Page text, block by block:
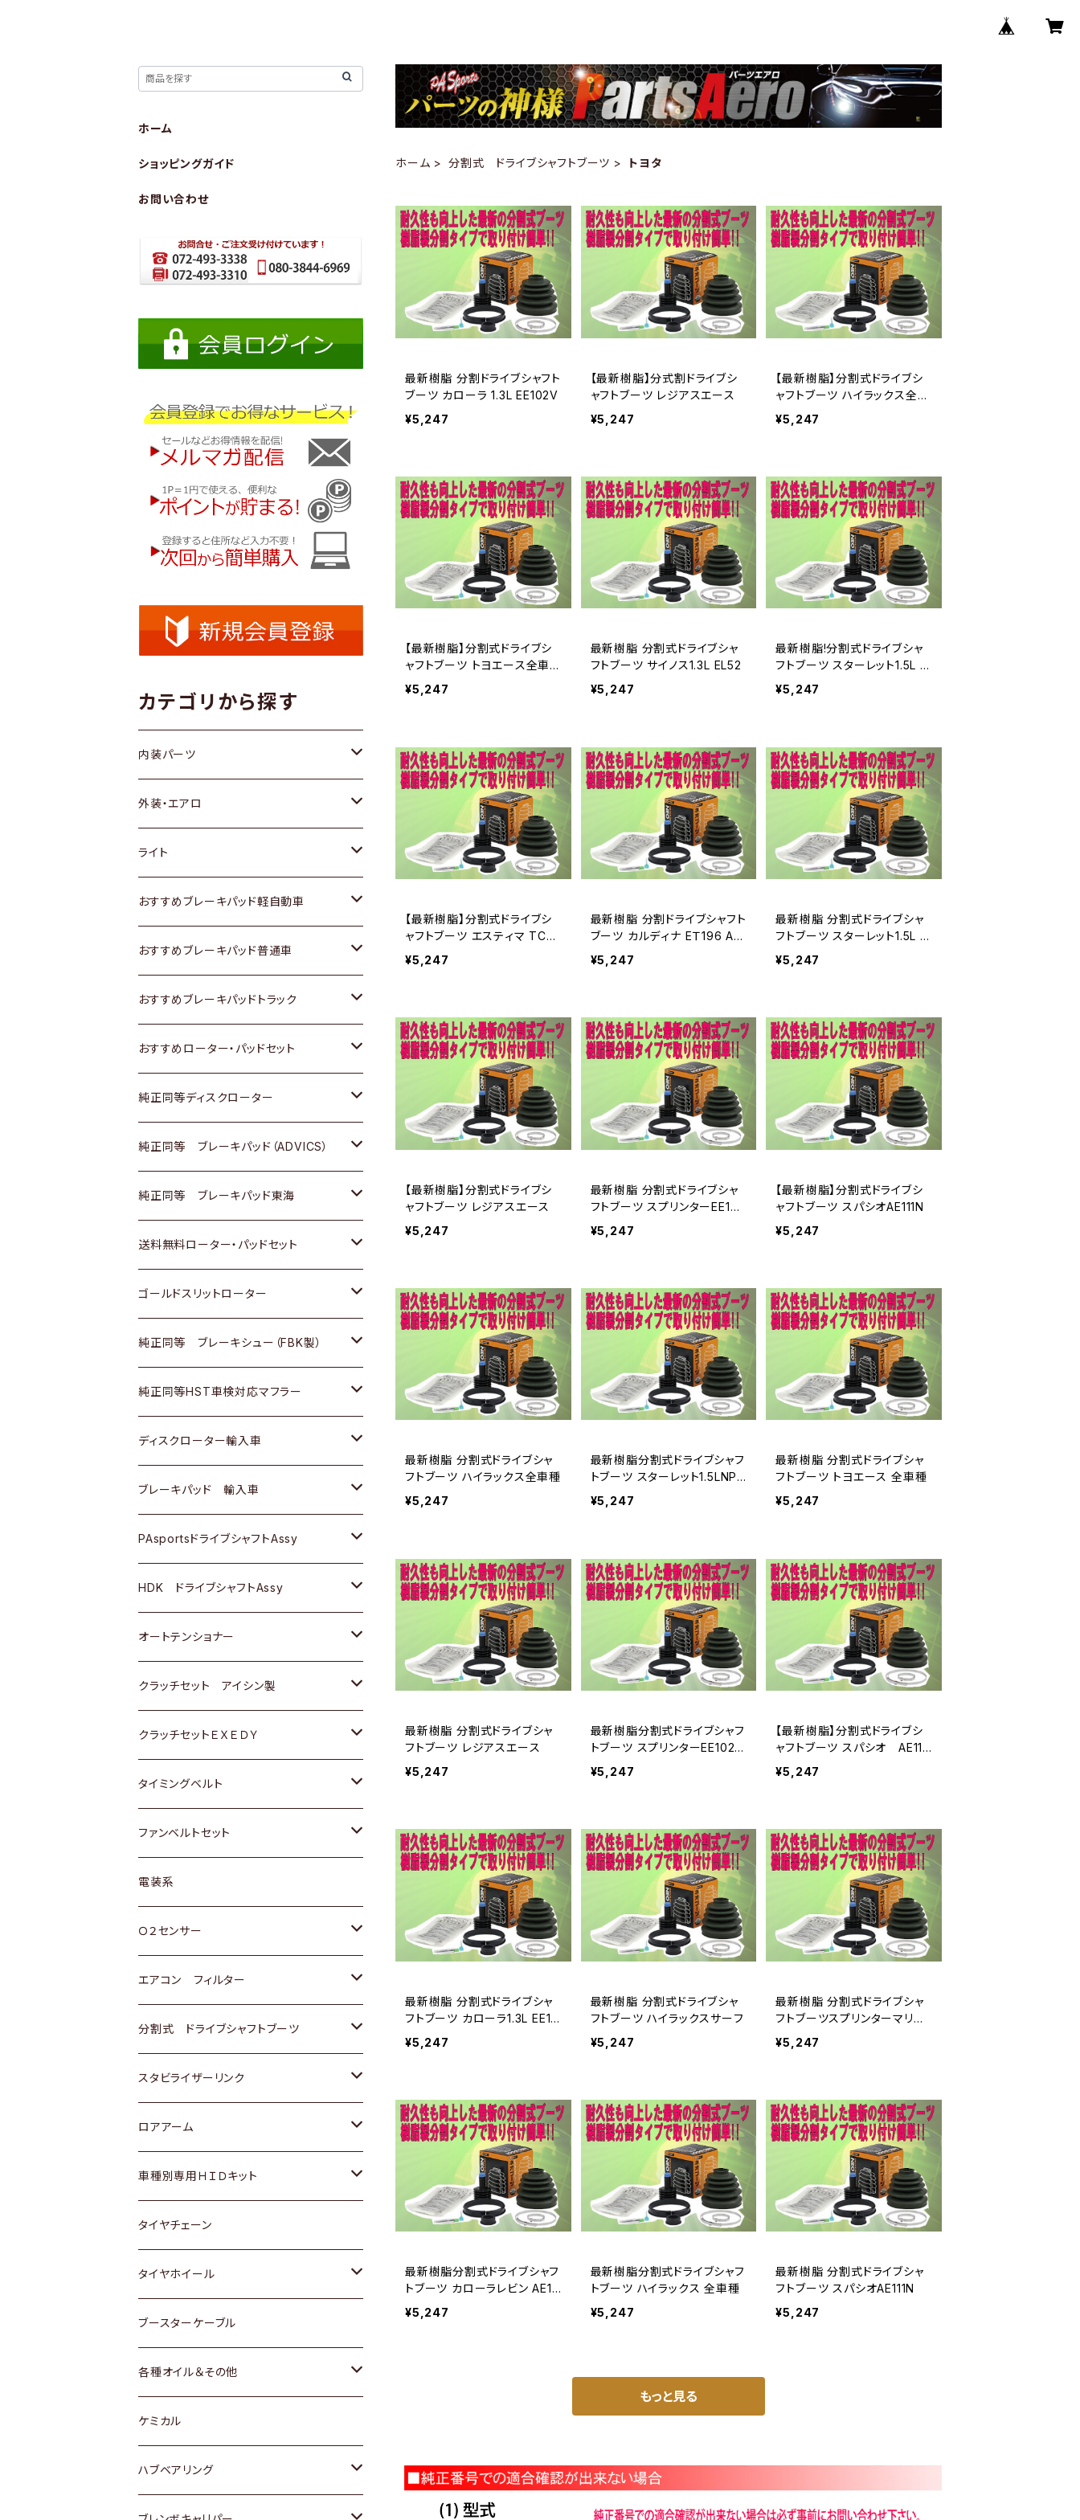
ホーム 分割式 ドライブシャフトブーツ トヨタ
最新樹脂 分割ドライブシャフト
ブーツ カローラ 1.3L EE102V
¥5,247
【最新樹脂】分式割ドライブシ
ャフトブーツ レジアスエース
¥5,247
【最新樹脂】分割式ドライブシ
ャフトブーツ ハイラックス全車
種
¥5,247
【最新樹脂】分割式ドライブシ
ャフトブーツ トヨエース全車
種
¥5,247
最新樹脂 分割式ドライブシャ
フトブーツ サイノス1.3L EL52
¥5,247
最新樹脂!分割式ドライブシャ
フトブーツ スターレット1.5L N
P90
¥5,247
【最新樹脂】分割式ドライブシ
ャフトブーツ エスティマ TCR
CXR
¥5,247
最新樹脂 分割ドライブシャフト
ブーツ カルディナ EＴ196 AT
211
¥5,247
最新樹脂 分割式ドライブシャ
フトブーツ スターレット1.5L N
P90
¥5,247
【最新樹脂】分割式ドライブシ
ャフトブーツ レジアスエース
¥5,247
最新樹脂 分割式ドライブシャ
フトブーツ スプリンターEE102
V
¥5,247
【最新樹脂】分割式ドライブシ
ャフトブーツ スパシオAE111N
¥5,247
最新樹脂 分割式ドライブシャ
フトブーツ ハイラックス全車種
¥5,247
最新樹脂分割式ドライブシャフ
トブーツ スターレット1.5LNP9
0
¥5,247
最新樹脂 分割式ドライブシャ
フトブーツ トヨエース 全車種
¥5,247
最新樹脂 分割式ドライブシャ
フトブーツ レジアスエース
¥5,247
最新樹脂分割式ドライブシャフ
トブーツ スプリンターEE102V
他
¥5,247
【最新樹脂】分割式ドライブシ
ャフトブーツ スパシオ AE111
N
¥5,247
最新樹脂 分割式ドライブシャ
フトブーツ カローラ1.3L EE10
2V
¥5,247
最新樹脂 分割式ドライブシャ
フトブーツ ハイラックスサーフ
¥5,247
最新樹脂 分割式ドライブシャ
フトブーツスプリンターマリノA
E100
¥5,247
最新樹脂分割式ドライブシャフ
トブーツ カローラレビン AE10
0
¥5,247
最新樹脂分割式ドライブシャフ
トブーツ ハイラックス 全車種
¥5,247
最新樹脂 分割式ドライブシャ
フトブーツ スパシオAE111N
¥5,247
もっと見る
ホーム
ショッピングガイド
お問い合わせ
カテゴリから探す
内装パーツ
トヨタ
ホンダ
スズキ
日産
いすゞ
ダイハツ
マツダ
三菱
スバル
日野
三菱ふそう
ＢＭＷ
外装・エアロ
トヨタ
ホンダ
スズキ
日産
いすゞ
ダイハツ
マツダ
三菱
日野
三菱ふそう
ライト
トヨタ
スズキ
日産
いすゞ
ダイハツ
三菱
日野
三菱ふそう
その他
おすすめブレーキパッド軽自動車
トヨタ
ホンダ
スズキ
日産
ダイハツ
マツダ
三菱
スバル
おすすめブレーキパッド普通車
トヨタ
ホンダ
スズキ
日産
いすゞ
ダイハツ
マツダ
三菱
スバル
おすすめブレーキパッドトラック
トヨタ
日産
いすゞ
ダイハツ
マツダ
三菱
おすすめローター・パッドセット
トヨタ
ホンダ
スズキ
日産
ダイハツ
マツダ
三菱
スバル
純正同等ディスクローター
トヨタ
ホンダ
スズキ
日産
いすゞ
ダイハツ
マツダ
三菱
スバル
ＢＥＮＺ
純正同等 ブレーキパッド（ADVICS）
トヨタ
ホンダ
スズキ
日産
ダイハツ
マツダ
三菱
スバル
純正同等 ブレーキパッド東海
トヨタ
ホンダ
日産
いすゞ
ダイハツ
マツダ
三菱
スバル
送料無料ローター・パッドセット
トヨタ
ホンダ
スズキ
日産
ダイハツ
マツダ
三菱
スバル
ゴールドスリットローター
トヨタ
ホンダ
スズキ
日産
ダイハツ
マツダ
三菱
スバル
純正同等 ブレーキシュー（FBK製）
ホンダ
スズキ
日産
ダイハツ
マツダ
三菱
スバル
純正同等HST車検対応マフラー
トヨタ
ホンダ
スズキ
日産
いすゞ
ダイハツ
マツダ
三菱
スバル
日野
ディスクローター輸入車
ＡＵＤＩ
ＢＥＮＺ
ＢＭＷ
GOLF
ＷＡＧＥＮ
アストロ（シボレー）
クライスラー
ブレーキパッド 輸入車
ＢＥＮＺ
ＢＭＷ
ＷＡＧＥＮ
ＶＯＬＶＯ
PAsportsドライブシャフトAssy
トヨタ
ホンダ
スズキ
日産
ダイハツ
マツダ
三菱
スバル
HDK ドライブシャフトAssy
スズキ
ダイハツ
日産
ホンダ
マツダ
オートテンショナー
トヨタ
クラッチセット アイシン製
ホンダ
スズキ
ダイハツ
マツダ
三菱
スバル
クラッチセットＥＸＥＤＹ
ホンダ
スズキ
日産
ダイハツ
マツダ
三菱
スバル
タイミングベルト
トヨタ
スズキ
ダイハツ
三菱
スバル
ファンベルトセット
トヨタ
ホンダ
スズキ
日産
いすゞ
ダイハツ
マツダ
三菱
スバル
レクサス
電装系
Ｏ２センサー
トヨタ
ホンダ
スズキ
日産
ダイハツ
マツダ
三菱
スバル
エアコン フィルター
トヨタ
ホンダ
スズキ
日産
いすゞ
ダイハツ
マツダ
三菱
スバル
分割式 ドライブシャフトブーツ
トヨタ
ホンダ
スズキ
日産
ダイハツ
スバル
スタビライザーリンク
トヨタ
ホンダ
スズキ
日産
ダイハツ
マツダ
ロアアーム
ホンダ
スズキ
日産
ダイハツ
マツダ
スバル
車種別専用ＨＩＤキット
トヨタ
マツダ
タイヤチェーン
タイヤホイール
トヨタ
ホンダ
スズキ
日産
ブースターケーブル
各種オイル＆その他
ディーデル洗浄添加剤
ケミカル
ハブベアリング